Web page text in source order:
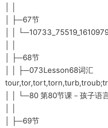
│ ├─67节
│ │
│ ├─68节
│ │ ├─073Lesson68词汇
│ │ └─80 第80节课－孩子语
│ ├─69节